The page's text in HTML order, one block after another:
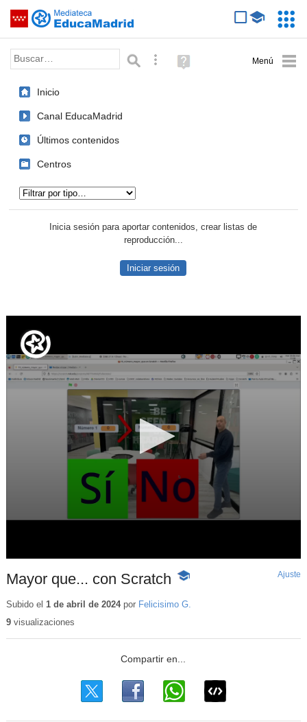
Saltar navegación
Palabra o frase: Búsqueda avanzada
Ayuda
(en
Inicio
Canal EducaMadrid
Últimos contenidos
Centros
Inicia sesión para aportar contenidos, crear listas de
reproducción...
Iniciar sesión
Mayor que... con Scratch
-
educativo
Ajuste
Subido el 1 de abril de 2024por Felicisimo G.
9visualizaciones